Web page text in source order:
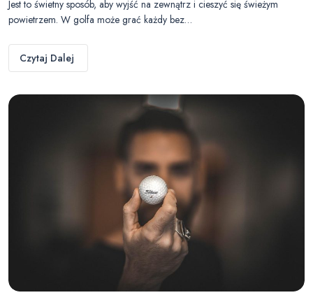
Jest to świetny sposób, aby wyjść na zewnątrz i cieszyć się świeżym
powietrzem. W golfa może grać każdy bez…
Czytaj Dalej